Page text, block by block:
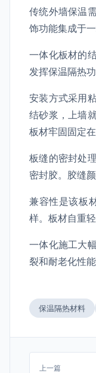
传统外墙保温
饰功能集成于
一体化板材的
发挥保温隔热
安装方式采用
结砂浆，上墙
板材牢固固定在
板缝的密封处
密封胶。胶缝
兼容性是该板
样。板材自重
一体化施工大
裂和耐老化性
保温隔热材料
上一篇